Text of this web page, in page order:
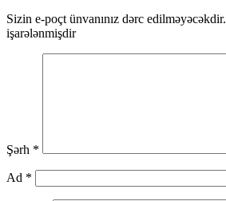
Sizin e-poçt ünvanınız dərc edilməyəcəkdir.
işarələnmişdir
Şərh *
Ad *